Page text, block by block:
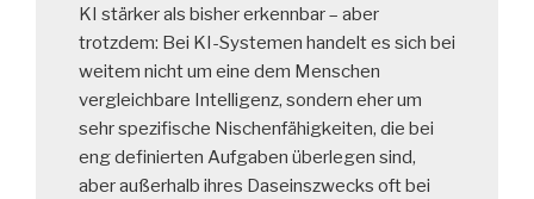
KI stärker als bisher erkennbar – aber
trotzdem: Bei KI-Systemen handelt es sich bei
weitem nicht um eine dem Menschen
vergleichbare Intelligenz, sondern eher um
sehr spezifische Nischenfähigkeiten, die bei
eng definierten Aufgaben überlegen sind,
aber außerhalb ihres Daseinszwecks oft bei